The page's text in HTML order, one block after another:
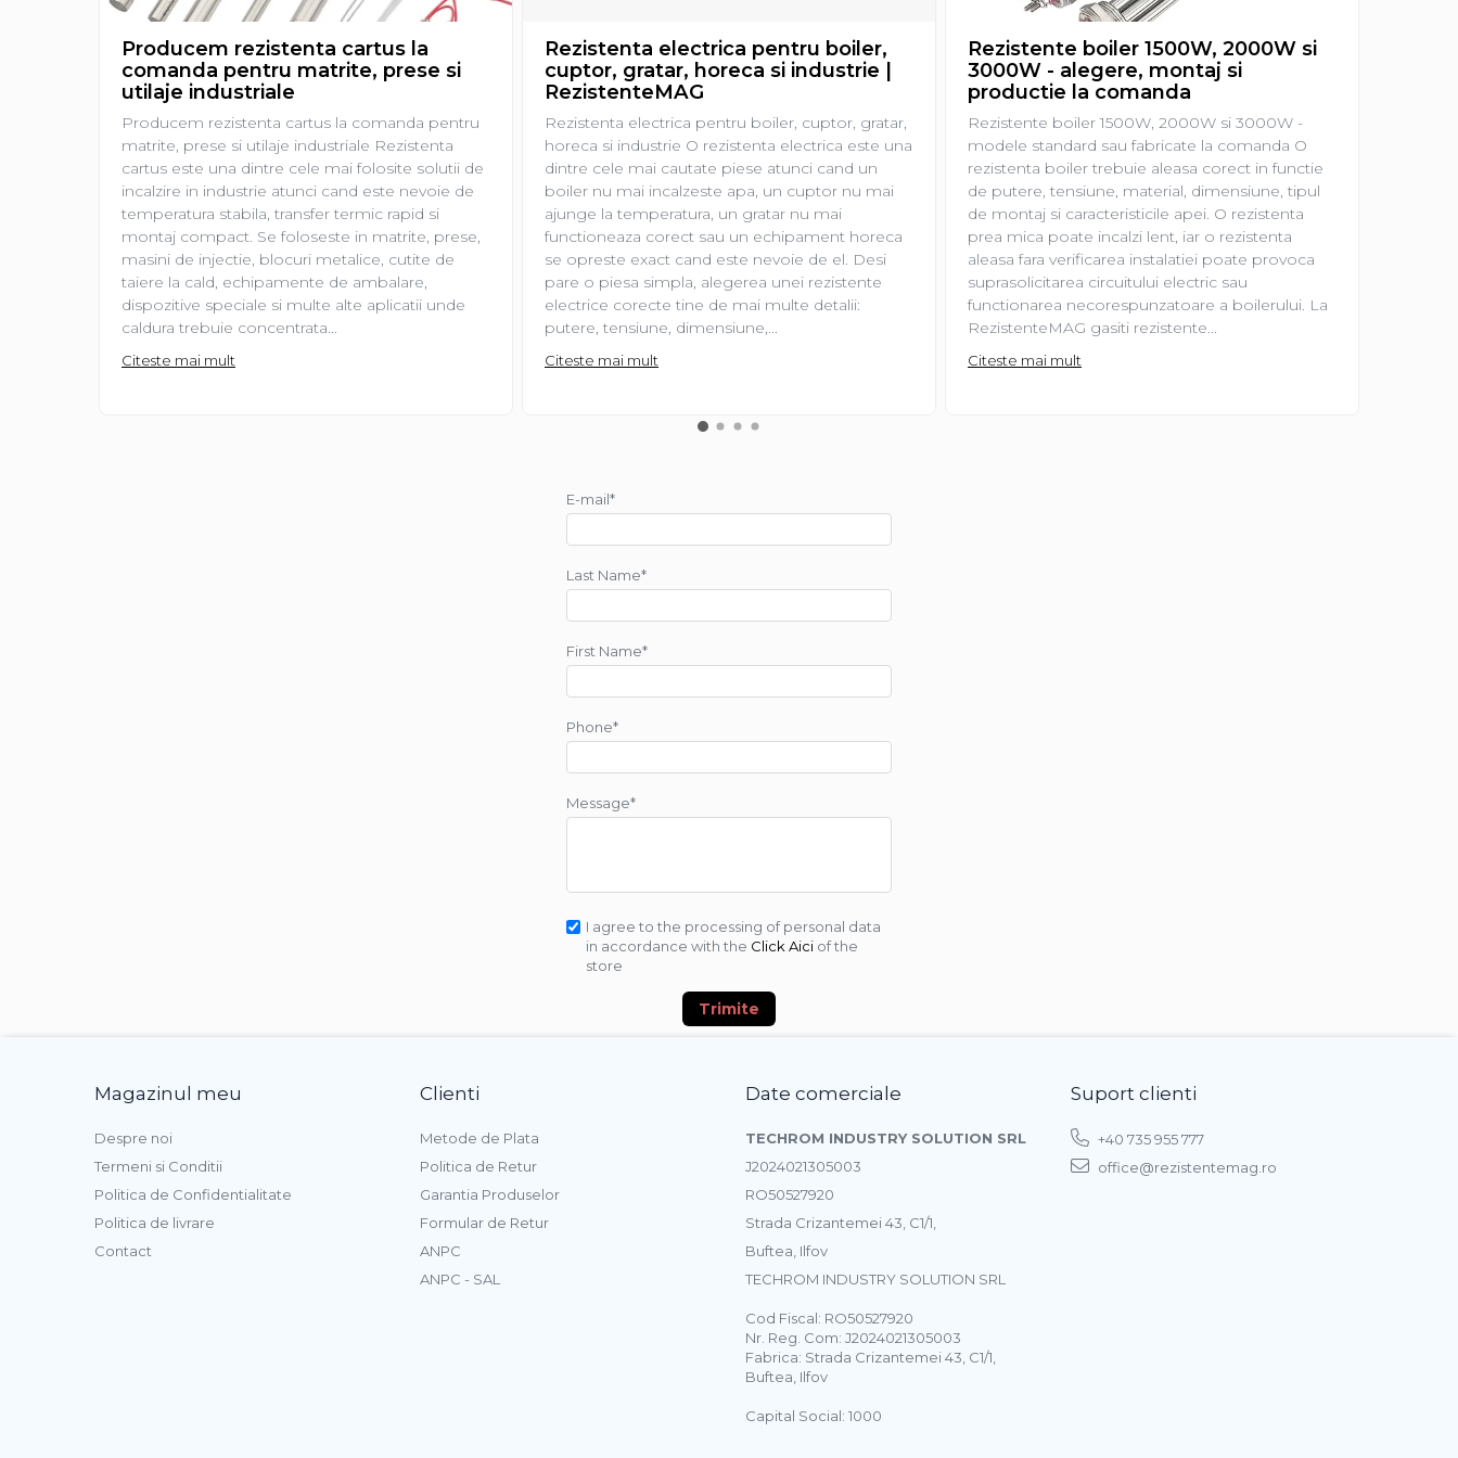
Piese electrice industriale
Sisteme de răcire
Unități de condiționare matrițe
Piese & accesorii
Componente electrice
Cabluri de alimentare
Senzori de presiune și debit
Masina de injectie mase plastice
Producem rezistenta cartus la
comanda pentru matrite, prese si
utilaje industriale
Producem rezistenta cartus la comanda pentru
matrite, prese si utilaje industriale Rezistenta
cartus este una dintre cele mai folosite solutii de
incalzire in industrie atunci cand este nevoie de
temperatura stabila, transfer termic rapid si
montaj compact. Se foloseste in matrite, prese,
masini de injectie, blocuri metalice, cutite de
taiere la cald, echipamente de ambalare,
dispozitive speciale si multe alte aplicatii unde
caldura trebuie concentrata...
Citeste mai mult
Rezistenta electrica pentru boiler,
cuptor, gratar, horeca si industrie |
RezistenteMAG
Rezistenta electrica pentru boiler, cuptor, gratar,
horeca si industrie O rezistenta electrica este una
dintre cele mai cautate piese atunci cand un
boiler nu mai incalzeste apa, un cuptor nu mai
ajunge la temperatura, un gratar nu mai
functioneaza corect sau un echipament horeca
se opreste exact cand este nevoie de el. Desi
pare o piesa simpla, alegerea unei rezistente
electrice corecte tine de mai multe detalii:
putere, tensiune, dimensiune,...
Citeste mai mult
Rezistente boiler 1500W, 2000W si
3000W - alegere, montaj si
productie la comanda
Rezistente boiler 1500W, 2000W si 3000W -
modele standard sau fabricate la comanda O
rezistenta boiler trebuie aleasa corect in functie
de putere, tensiune, material, dimensiune, tipul
de montaj si caracteristicile apei. O rezistenta
prea mica poate incalzi lent, iar o rezistenta
aleasa fara verificarea instalatiei poate provoca
suprasolicitarea circuitului electric sau
functionarea necorespunzatoare a boilerului. La
RezistenteMAG gasiti rezistente...
Citeste mai mult
E-mail*
Last Name*
First Name*
Phone*
Message*
I agree to the processing of personal data
in accordance with the Click Aici of the
store
Trimite
Magazinul meu
Despre noi
Termeni si Conditii
Politica de Confidentialitate
Politica de livrare
Contact
Clienti
Metode de Plata
Politica de Retur
Garantia Produselor
Formular de Retur
ANPC
ANPC - SAL
Date comerciale
TECHROM INDUSTRY SOLUTION SRL
J2024021305003
RO50527920
Strada Crizantemei 43, C1/1,
Buftea, Ilfov
TECHROM INDUSTRY SOLUTION SRL
Cod Fiscal: RO50527920
Nr. Reg. Com: J2024021305003
Fabrica: Strada Crizantemei 43, C1/1,
Buftea, Ilfov
Capital Social: 1000
Suport clienti
+40 735 955 777
office@rezistentemag.ro